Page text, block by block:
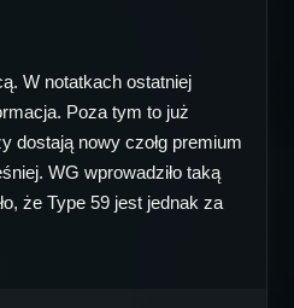
W notatkach ostatniej
Poza tym to już
dostają nowy czołg premium
WG wprowadziło taką
że Type 59 jest jednak za